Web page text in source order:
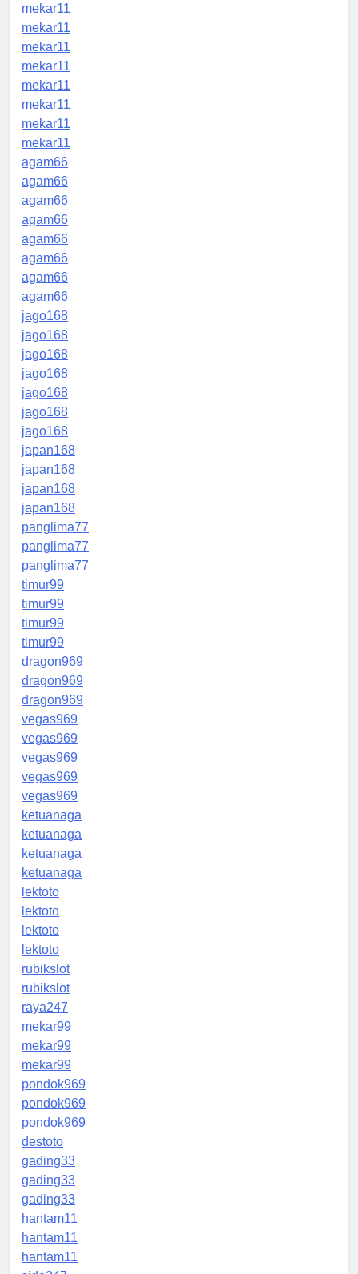
mekar11
mekar11
mekar11
mekar11
mekar11
mekar11
mekar11
mekar11
agam66
agam66
agam66
agam66
agam66
agam66
agam66
agam66
jago168
jago168
jago168
jago168
jago168
jago168
jago168
japan168
japan168
japan168
japan168
panglima77
panglima77
panglima77
timur99
timur99
timur99
timur99
dragon969
dragon969
dragon969
vegas969
vegas969
vegas969
vegas969
vegas969
ketuanaga
ketuanaga
ketuanaga
ketuanaga
lektoto
lektoto
lektoto
lektoto
rubikslot
rubikslot
raya247
mekar99
mekar99
mekar99
pondok969
pondok969
pondok969
destoto
gading33
gading33
gading33
hantam11
hantam11
hantam11